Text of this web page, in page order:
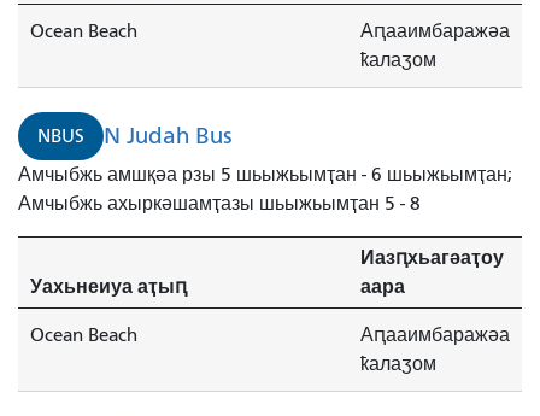
Ocean Beach
Аԥааимбаражәа
ҟалаӡом
NBUS N Judah Bus
Амчыбжь амшқәа рзы 5 шьыжьымҭан - 6 шьыжьымҭан;
Амчыбжь ахыркәшамҭазы шьыжьымҭан 5 - 8
Уахьнеиуа аҭыԥ
Иазԥхьагәаҭоу
аара
Ocean Beach
Аԥааимбаражәа
ҟалаӡом